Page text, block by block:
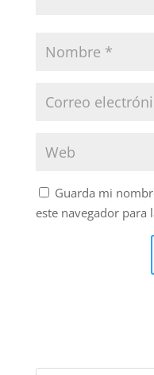
Guarda mi
este navegador para